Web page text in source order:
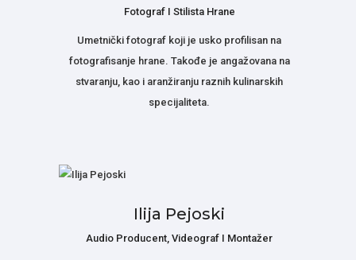
Fotograf I Stilista Hrane
Umetnički fotograf koji je usko profilisan na
fotografisanje hrane. Takođe je angažovana na
stvaranju, kao i aranžiranju raznih kulinarskih
specijaliteta.
Ilija Pejoski
Audio Producent, Videograf I Montažer